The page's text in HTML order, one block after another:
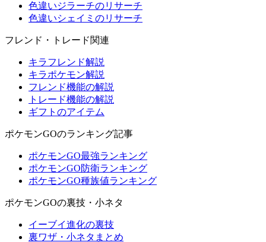
色違いジラーチのリサーチ
色違いシェイミのリサーチ
フレンド・トレード関連
キラフレンド解説
キラポケモン解説
フレンド機能の解説
トレード機能の解説
ギフトのアイテム
ポケモンGOのランキング記事
ポケモンGO最強ランキング
ポケモンGO防衛ランキング
ポケモンGO種族値ランキング
ポケモンGOの裏技・小ネタ
イーブイ進化の裏技
裏ワザ・小ネタまとめ